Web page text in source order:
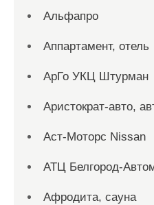
Альфапро
Аппартамент, отель
АрГо УКЦ Штурман
Аристократ-авто,
Аст-Моторс Nissan
АТЦ Белгород-
Афродита, сауна